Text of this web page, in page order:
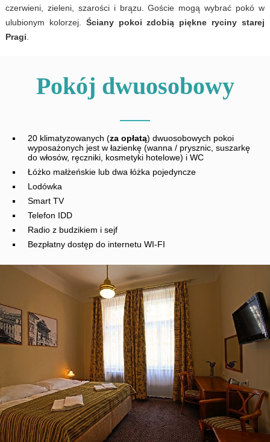
czerwieni, zieleni, szarości i brązu. Goście mogą wybrać pokó w
ulubionym kolorzej. Ściany pokoi zdobią piękne ryciny starej
Pragi
Pokój dwuosobowy
20 klimatyzowanych (za opłatą) dwuosobowych pokoi
wyposażonych jest w łazienkę (wanna / prysznic, suszarkę
do włosów, ręczniki, kosmetyki hotelowe) i WC
Łóżko małżeńskie lub dwa łóżka pojedyncze
Lodówka
Smart TV
Telefon IDD
Radio z budzikiem i sejf
Bezpłatny dostęp do internetu WI-FI